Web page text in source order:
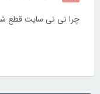
چرا نی نی سایت قطع